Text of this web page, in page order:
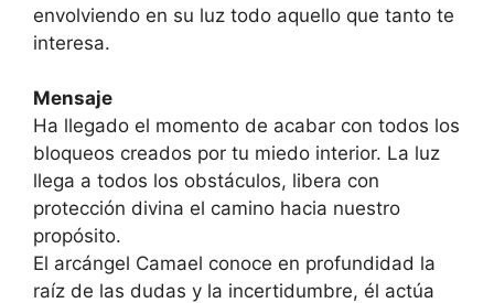
envol­viendo en su luz todo aquello que tanto te
interesa.
Mensaje
Ha llegado el momento de acabar con todos los
bloqueos creados por tu miedo interior. La luz
llega a todos los obstáculos, libera con
protección divina el camino hacia nuestro
propósito.
El arcángel Camael conoce en profundidad la
raíz de las dudas y la incerti­dumbre, él actúa